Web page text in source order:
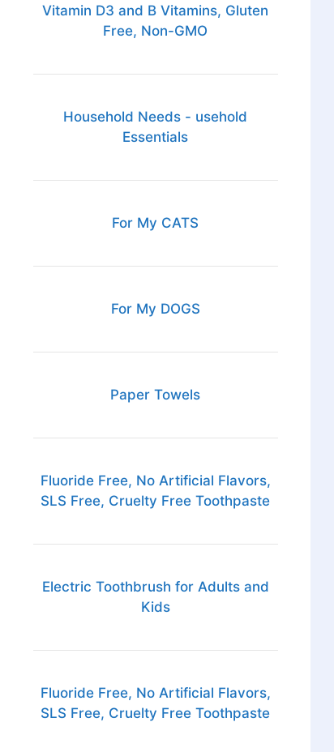
Vitamin D3 and B Vitamins, Gluten
Free, Non-GMO
Household Needs - usehold
Essentials
For My CATS
For My DOGS
Paper Towels
Fluoride Free, No Artificial Flavors,
SLS Free, Cruelty Free Toothpaste
Electric Toothbrush for Adults and
Kids
Fluoride Free, No Artificial Flavors,
SLS Free, Cruelty Free Toothpaste